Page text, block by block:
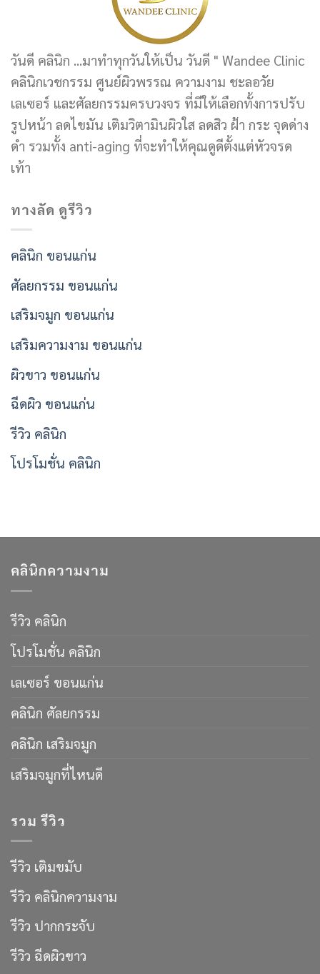
วันดี คลินิก ...มาทำทุกวันให้เป็น วันดี " Wandee Clinic
คลินิกเวชกรรม ศูนย์ผิวพรรณ ความงาม ชะลอวัย
เลเซอร์ และศัลยกรรมครบวงจร ที่มีให้เลือกทั้งการปรับ
รูปหน้า ลดไขมัน เติมวิตามินผิวใส ลดสิว ฝ้า กระ จุดด่าง
ดำ รวมทั้ง anti-aging ที่จะทำให้คุณดูดีตั้งแต่หัวจรด
เท้า
ทางลัด ดูรีวิว
คลินิก ขอนแก่น
ศัลยกรรม ขอนแก่น
เสริมจมูก ขอนแก่น
เสริมความงาม ขอนแก่น
ผิวขาว ขอนแก่น
ฉีดผิว ขอนแก่น
รีวิว คลินิก
โปรโมชั่น คลินิก
คลินิกความงาม
รีวิว คลินิก
โปรโมชั่น คลินิก
เลเซอร์ ขอนแก่น
คลินิก ศัลยกรรม
คลินิก เสริมจมูก
เสริมจมูกที่ไหนดี
รวม รีวิว
รีวิว เติมขมับ
รีวิว คลินิกความงาม
รีวิว ปากกระจับ
รีวิว ฉีดผิวขาว